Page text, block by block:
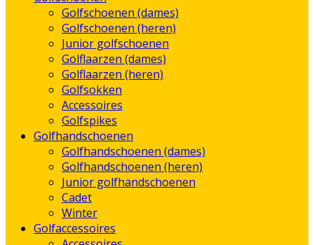
Golfschoenen (dames)
Golfschoenen (heren)
Junior golfschoenen
Golflaarzen (dames)
Golflaarzen (heren)
Golfsokken
Accessoires
Golfspikes
Golfhandschoenen
Golfhandschoenen (dames)
Golfhandschoenen (heren)
Junior golfhandschoenen
Cadet
Winter
Golfaccessoires